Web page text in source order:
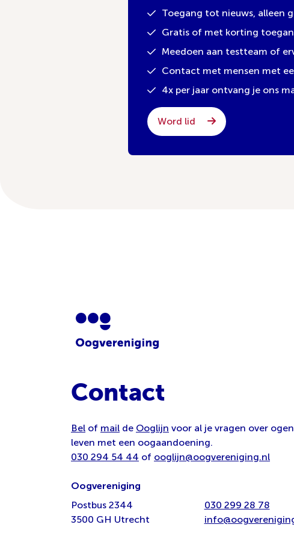
Toegang tot nieuws, alleen
Gratis of met korting
Meedoen aan testteam of
Contact met mensen met
4x per jaar ontvang je ons
Word lid
Contact
Bel of mail de Ooglijn voor al je vragen over
leven met een oogaandoening.
030 294 54 44 of ooglijn@oogvereniging.nl
Oogvereniging
Postbus 2344
3500 GH Utrecht
030 299 28 78